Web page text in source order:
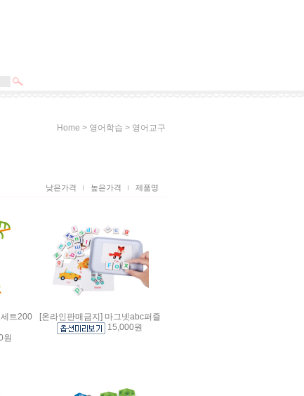
Home > 영어학습 > 영어교구
낮은가격 높은가격 제품명
트200
원
[온라인판매금지] 마그넷abc퍼즐
15,000원